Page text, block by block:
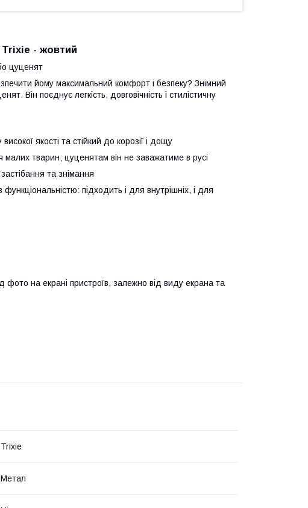
- жовтий
цуценят
йому максимальний комфорт і безпеку? Знімний
Він поєднує легкість, довговічність і стилістичну
якості та стійкий до корозії і дощу
тварин; цуценятам він не заважатиме в русі
та знімання
підходить і для внутрішніх, і для
фото на екрані пристроїв, залежно від виду екрана та
Trixie
Метал